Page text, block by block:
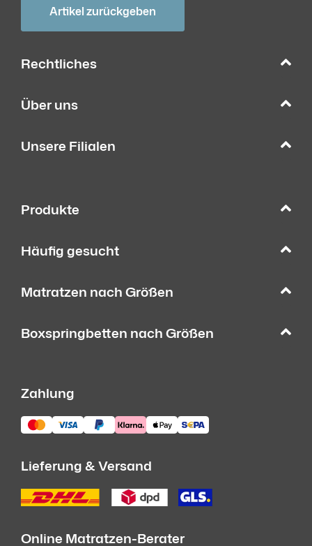
Artikel zurückgeben
Rechtliches
Über uns
Unsere Filialen
Produkte
Häufig gesucht
Matratzen nach Größen
Boxspringbetten nach Größen
Zahlung
Lieferung & Versand
Online Matratzen-Berater